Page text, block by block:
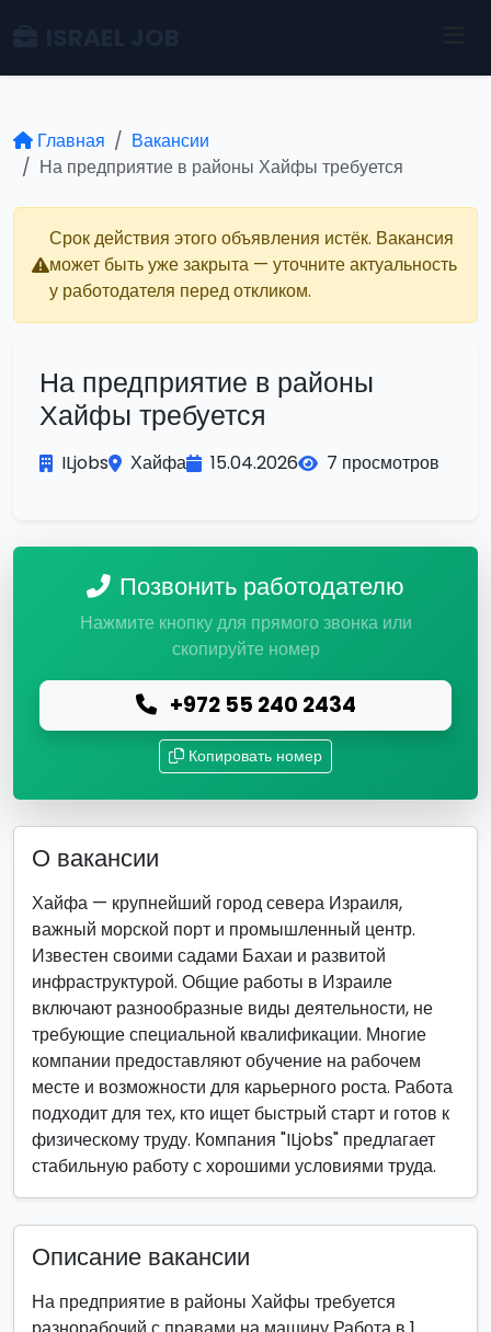
Главная
Вакансии
На предприятие в районы Хайфы требуется
Срок действия этого объявления истёк. Вакансия
может быть уже закрыта — уточните актуальность
у работодателя перед откликом.
На предприятие в районы
Хайфы требуется
ILjobs Хайфа 15.04.2026 7 просмотров
Позвонить работодателю
Нажмите кнопку для прямого звонка или
скопируйте номер
+972 55 240 2434
Копировать номер
О вакансии
Хайфа — крупнейший город севера Израиля,
важный морской порт и промышленный центр.
Известен своими садами Бахаи и развитой
инфраструктурой. Общие работы в Израиле
включают разнообразные виды деятельности, не
требующие специальной квалификации. Многие
компании предоставляют обучение на рабочем
месте и возможности для карьерного роста. Работа
подходит для тех, кто ищет быстрый старт и готов к
физическому труду. Компания "ILjobs" предлагает
стабильную работу с хорошими условиями труда.
Описание вакансии
На предприятие в районы Хайфы требуется